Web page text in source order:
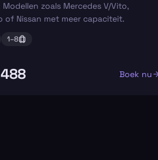
zoals Mercedes V/Vito,
of Nissan met meer capaciteit.
1–8
Boek nu